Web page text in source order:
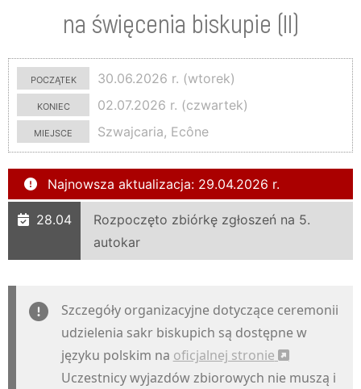
na święcenia biskupie (II)
początek
30.06.2026 r. (wtorek)
koniec
02.07.2026 r. (czwartek)
miejsce
Szwajcaria, Ecône
Najnowsza aktualizacja: 29.04.2026 r.
28.04
Rozpoczęto zbiórkę zgłoszeń na 5.
autokar
Szczegóły organizacyjne dotyczące ceremonii
udzielenia sakr biskupich są dostępne w
języku polskim na oficjalnej stronie
Uczestnicy wyjazdów zbiorowych nie muszą i